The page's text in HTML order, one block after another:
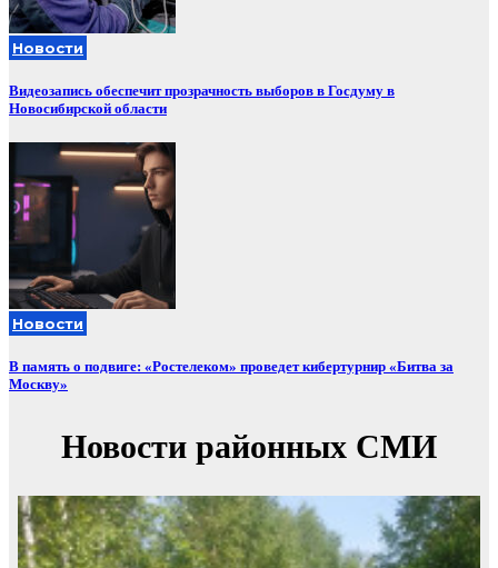
Новости
Видеозапись обеспечит прозрачность выборов в Госдуму в
Новосибирской области
Новости
В память о подвиге: «Ростелеком» проведет кибертурнир «Битва за
Москву»